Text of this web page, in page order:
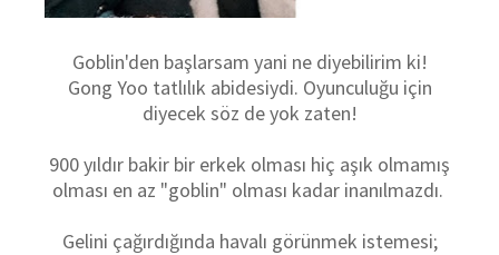
Goblin'den başlarsam yani ne diyebilirim ki!
Gong Yoo tatlılık abidesiydi. Oyunculuğu için
diyecek söz de yok zaten!
900 yıldır bakir bir erkek olması hiç aşık olmamış
olması en az "goblin" olması kadar inanılmazdı.
Gelini çağırdığında havalı görünmek istemesi;